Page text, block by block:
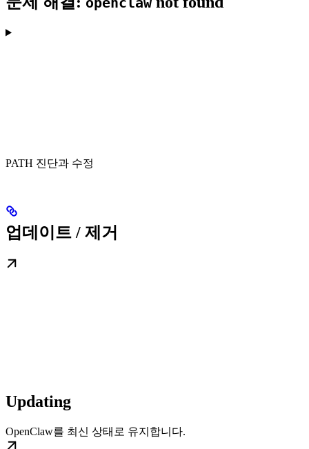
PATH 진단과 수정
업데이트 / 제거
Updating
OpenClaw를 최신 상태로 유지합니다.